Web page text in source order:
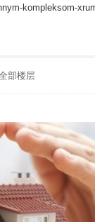
kompleksom-
部楼层